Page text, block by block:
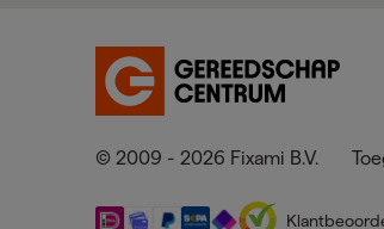
© 2009 - 2026 Fixami B.V.